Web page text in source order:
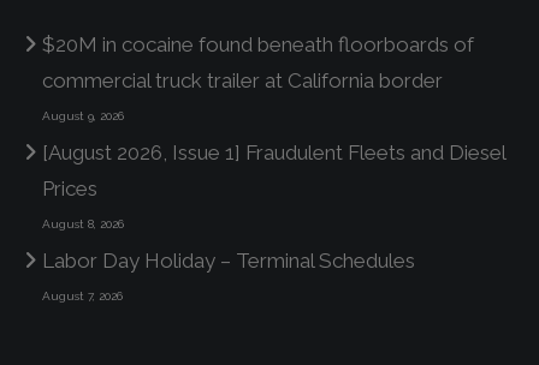
$20M in cocaine found beneath floorboards of
commercial truck trailer at California border
August 9, 2026
[August 2026, Issue 1] Fraudulent Fleets and Diesel
Prices
August 8, 2026
Labor Day Holiday – Terminal Schedules
August 7, 2026